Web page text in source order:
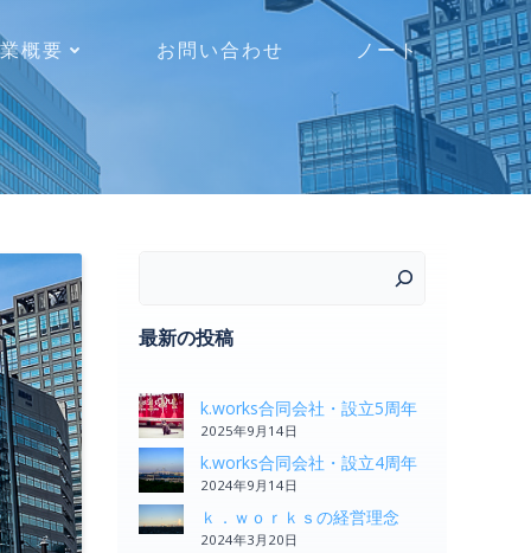
概要 お問い合わせ ノート
最新の投稿
k.works合同会社・設立5周年
2025年9月14日
k.works合同会社・設立4周年
2024年9月14日
ｋ．ｗｏｒｋｓの経営理念
2024年3月20日